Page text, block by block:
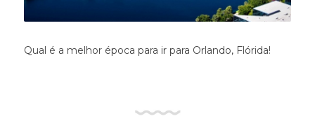
Qual é a melhor época para ir para Orlando, Flórida!